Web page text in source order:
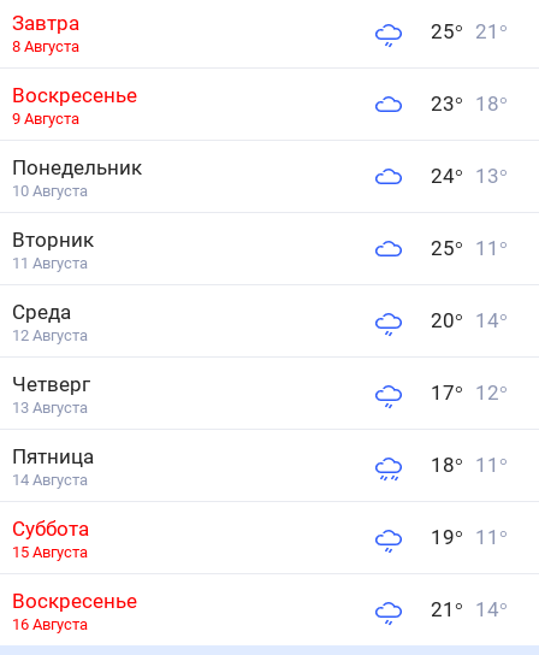
Завтра
8 Августа
25° 21 °
Воскресенье
9 Августа
23° 18°
Понедельник
10 Августа
24° 13°
Вторник
11 Августа
25° 11 °
Среда
12 Августа
20° 14°
Четверг
13 Августа
17° 12°
Пятница
14 Августа
18° 11 °
Суббота
15 Августа
19° 11 °
Воскресенье
16 Августа
21 ° 14°